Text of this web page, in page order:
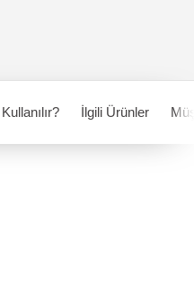
İlgili Ürünler